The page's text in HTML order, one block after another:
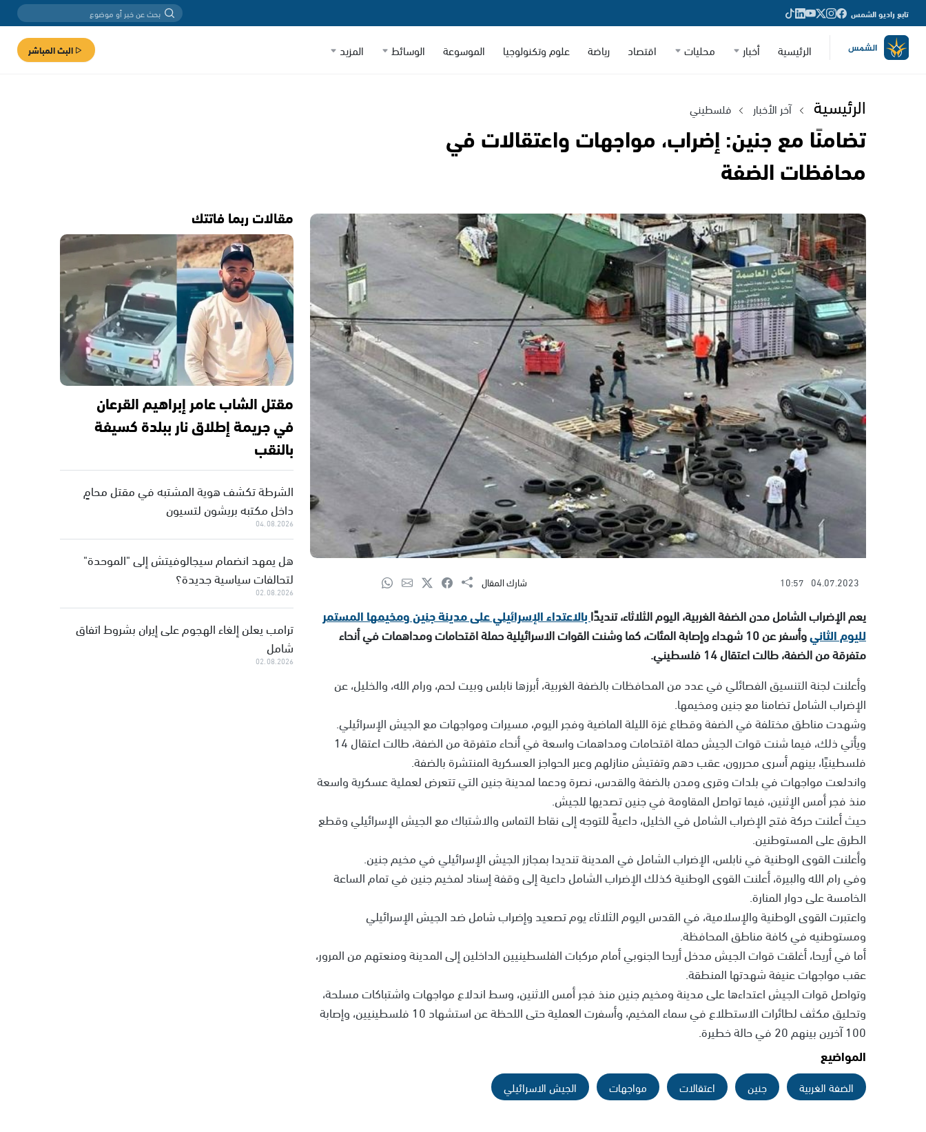
تابع راديو الشمس
الرئيسية أخبار محليات اقتصاد رياضة علوم وتكنولوجيا الموسوعة الوسائط المزيد البث المباشر
الرئيسية آخر الأخبار فلسطيني
تضامنًا مع جنين: إضراب، مواجهات واعتقالات في
محافظات الضفة
04.07.2023
10:57 شارك المقال
يعم الإضراب الشامل مدن الضفة الغربية، اليوم الثلاثاء، تنديدًابالاعتداء الإسرائيلي على مدينة جنين ومخيمها المستمر
لليوم الثاني
وأسفر عن 10 شهداء وإصابة المئات، كما وشنت القوات الاسرائيلية حملة اقتحامات ومداهمات في أنحاء
متفرقة من الضفة، طالت اعتقال 14 فلسطيني.
وأعلنت لجنة التنسيق الفصائلي في عدد من المحافظات بالضفة الغربية، أبرزها نابلس وبيت لحم، ورام الله، والخليل، عن
الإضراب الشامل تضامنا مع جنين ومخيمها.
وشهدت مناطق مختلفة في الضفة وقطاع غزة الليلة الماضية وفجر اليوم، مسيرات ومواجهات مع الجيش الإسرائيلي.
ويأتي ذلك، فيما شنت قوات الجيش حملة اقتحامات ومداهمات واسعة في أنحاء متفرقة من الضفة، طالت اعتقال 14
فلسطينيًا، بينهم أسرى محررون، عقب دهم وتفتيش منازلهم وعبر الحواجز العسكرية المنتشرة بالضفة.
واندلعت مواجهات في بلدات وقرى ومدن بالضفة والقدس، نصرة ودعما لمدينة جنين التي تتعرض لعملية عسكرية واسعة
منذ فجر أمس الإثنين، فيما تواصل المقاومة في جنين تصديها للجيش.
حيث أعلنت حركة فتح الإضراب الشامل في الخليل، داعيةً للتوجه إلى نقاط التماس والاشتباك مع الجيش الإسرائيلي وقطع
الطرق على المستوطنين.
وأعلنت القوى الوطنية في نابلس، الإضراب الشامل في المدينة تنديدا بمجازر الجيش الإسرائيلي في مخيم جنين.
وفي رام الله والبيرة، أعلنت القوى الوطنية كذلك الإضراب الشامل داعية إلى وقفة إسناد لمخيم جنين في تمام الساعة
الخامسة على دوار المنارة.
واعتبرت القوى الوطنية والإسلامية، في القدس اليوم الثلاثاء يوم تصعيد وإضراب شامل ضد الجيش الإسرائيلي
ومستوطنيه في كافة مناطق المحافظة.
أما في أريحا، أغلقت قوات الجيش مدخل أريحا الجنوبي أمام مركبات الفلسطينيين الداخلين إلى المدينة ومنعتهم من المرور،
عقب مواجهات عنيفة شهدتها المنطقة.
وتواصل قوات الجيش اعتداءها على مدينة ومخيم جنين منذ فجر أمس الاثنين، وسط اندلاع مواجهات واشتباكات مسلحة،
وتحليق مكثف لطائرات الاستطلاع في سماء المخيم، وأسفرت العملية حتى اللحظة عن استشهاد 10 فلسطينيين، وإصابة
100 آخرين بينهم 20 في حالة خطيرة.
المواضيع
الضفة الغربية جنين اعتقالات مواجهات الجيش الاسرائيلي
مقالات ربما فاتتك
مقتل الشاب عامر إبراهيم القرعان
في جريمة إطلاق نار ببلدة كسيفة
بالنقب
الشرطة تكشف هوية المشتبه في مقتل محامٍ
داخل مكتبه بريشون لتسيون
04.08.2026
هل يمهد انضمام سيجالوفيتش إلى "الموحدة"
لتحالفات سياسية جديدة؟
02.08.2026
ترامب يعلن إلغاء الهجوم على إيران بشروط اتفاق
شامل
02.08.2026